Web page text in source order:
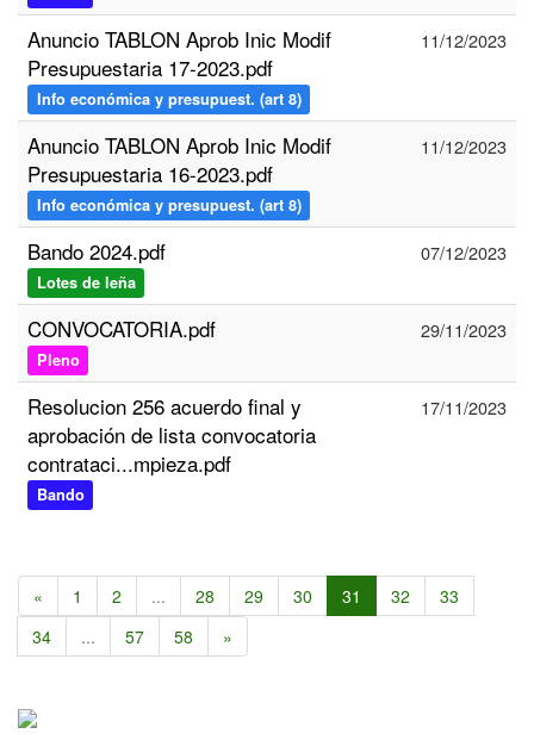
Anuncio TABLON Aprob Inic Modif
Presupuestaria 17-2023.pdf
Info económica y presupuest. (art 8)
11/12/2023
Anuncio TABLON Aprob Inic Modif
Presupuestaria 16-2023.pdf
Info económica y presupuest. (art 8)
11/12/2023
Bando 2024.pdf
Lotes de leña
07/12/2023
CONVOCATORIA.pdf
Pleno
29/11/2023
Resolucion 256 acuerdo final y
aprobación de lista convocatoria
contrataci...mpieza.pdf
Bando
17/11/2023
« 1 2 ... 28 29 30 31 32
33
34
... 57 58 »